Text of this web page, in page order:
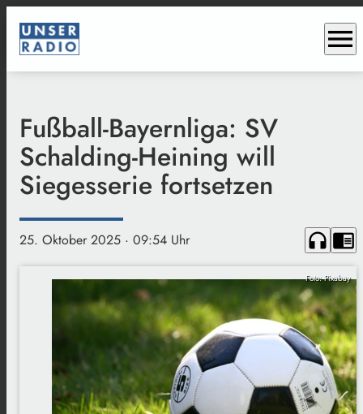
menu
Fußball-Bayernliga: SV
Schalding-Heining will
Siegesserie fortsetzen
25. Oktober 2025 · 09:54 Uhr headphones chrome_reader_mode
Foto: Pixabay